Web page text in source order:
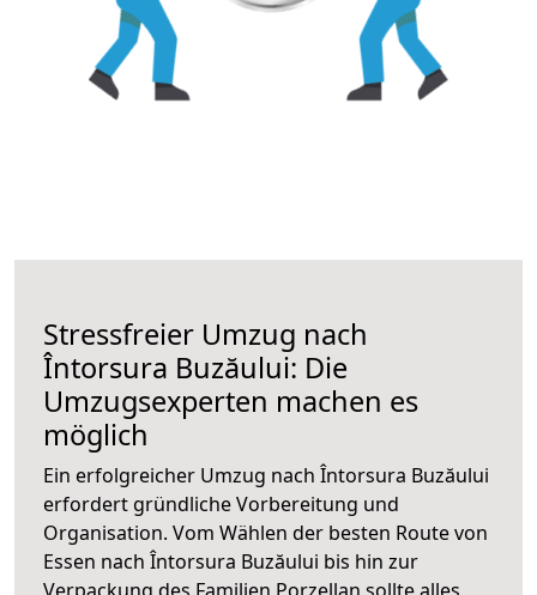
Stressfreier Umzug nach
Întorsura Buzăului: Die
Umzugsexperten machen es
möglich
Ein erfolgreicher Umzug nach Întorsura Buzăului
erfordert gründliche Vorbereitung und
Organisation. Vom Wählen der besten Route von
Essen nach Întorsura Buzăului bis hin zur